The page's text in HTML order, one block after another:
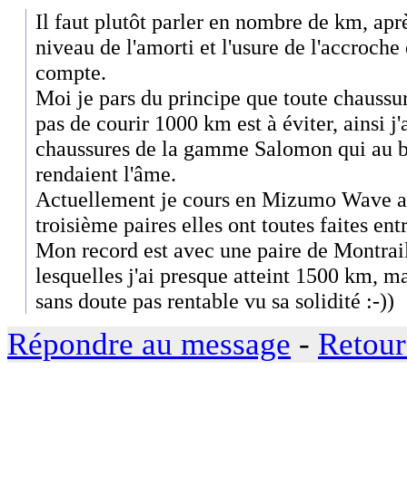
Il faut plutôt parler en nombre de km,
niveau de l'amorti et l'usure de
compte.
Moi je pars du principe que toute
pas de courir 1000 km est à éviter, ainsi
chaussures de la gamme Salomon qui au
rendaient l'âme.
Actuellement je cours en Mizumo Wave
troisième paires elles ont toutes faites
Mon record est avec une paire de
lesquelles j'ai presque atteint 1500 km,
sans doute pas rentable vu sa solidité :-))
Répondre au message -